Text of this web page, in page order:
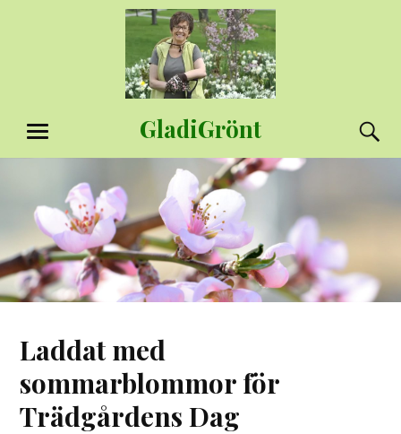
GladiGrönt
MENY
Laddat med
sommarblommor för
Trädgårdens Dag